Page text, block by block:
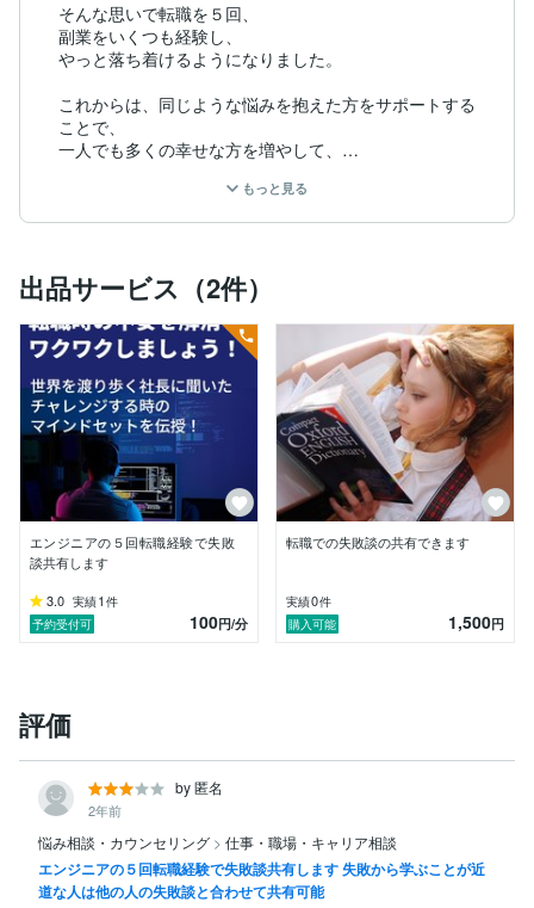
そんな思いで転職を５回、
副業をいくつも経験し、
やっと落ち着けるようになりました。
これからは、同じような悩みを抱えた方をサポートする
ことで、
一人でも多くの幸せな方を増やして、
①転職での不安や悩みを経験者、面接官の立場からアド
バイス
人間、生きていると悩みは尽きないものですが、
それらを一つずつ解決することも含めて、
自分の経験となり、
財産となります。
そんな財産をシェアすることで
副業とすることが出来る時代です。
時代の波に乗って、
思い通りの人生を送る準備をしましょう！
もっと見る
出品サービス（2件）
エンジニアの５回転職経験で失敗
談共有します
3.0 実績1 件
予約受付可
100円/分
転職での失敗談の共有できます
実績0件
購入可能
1,500円
評価
by 匿名
2年前
悩み相談・カウンセリング > 仕事・職場・キャリア相談
エンジニアの５回転職経験で失敗談共有します 失敗から学ぶことが近
道な人は他の人の失敗談と合わせて共有可能